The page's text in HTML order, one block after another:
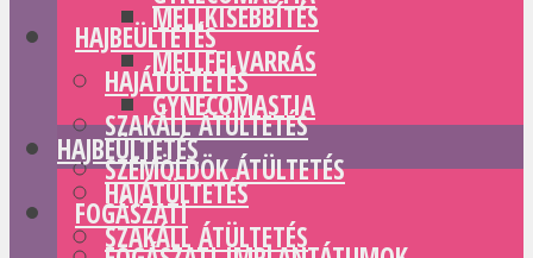
HAJBEÜLTETÉS
HAJÁTÜLTETÉS
SZAKÁLL ÁTÜLTETÉS
SZEMÖLDÖK ÁTÜLTETÉS
FOGÁSZATI
MELLKISEBBÍTÉS
MELLFELVARRÁS
GYNECOMASTIA
HAJBEÜLTETÉS
HAJÁTÜLTETÉS
SZAKÁLL ÁTÜLTETÉS